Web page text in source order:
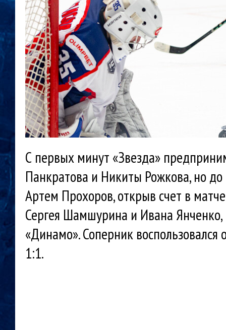
С первых минут «Звезда»
Панкратова и Никиты Рожкова, но
Артем Прохоров, открыв счет в
Сергея Шамшурина и Ивана Янченко,
«Динамо». Соперник
1:1.